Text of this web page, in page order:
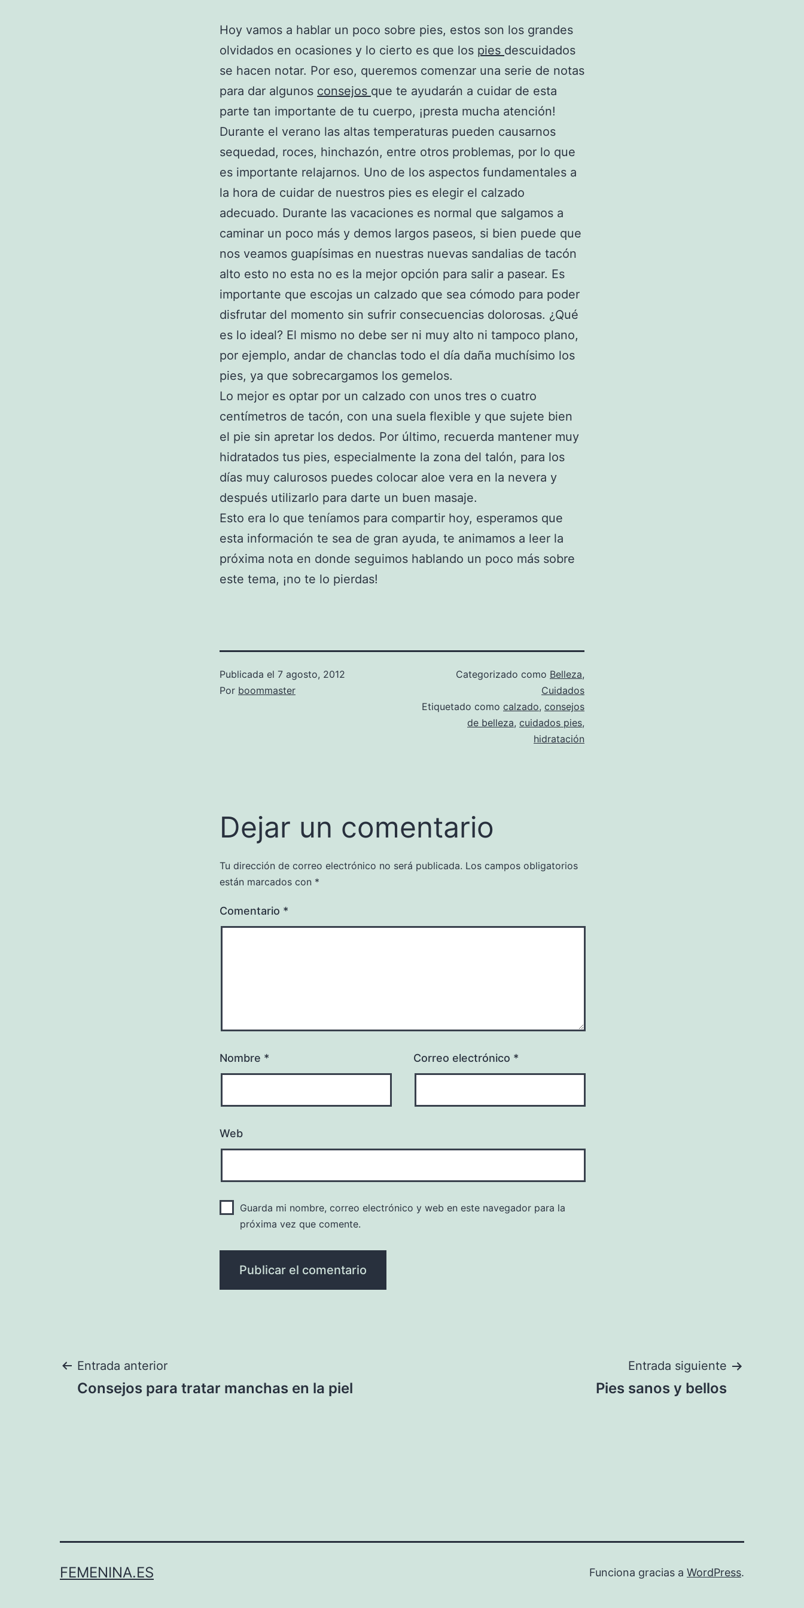
Hoy vamos a hablar un poco sobre pies, estos son los grandes
olvidados en ocasiones y lo cierto es que los pies descuidados
se hacen notar. Por eso, queremos comenzar una serie de notas
para dar algunos consejos que te ayudarán a cuidar de esta
parte tan importante de tu cuerpo, ¡presta mucha atención!
Durante el verano las altas temperaturas pueden causarnos
sequedad, roces, hinchazón, entre otros problemas, por lo que
es importante relajarnos. Uno de los aspectos fundamentales a
la hora de cuidar de nuestros pies es elegir el calzado
adecuado. Durante las vacaciones es normal que salgamos a
caminar un poco más y demos largos paseos, si bien puede que
nos veamos guapísimas en nuestras nuevas sandalias de tacón
alto esto no esta no es la mejor opción para salir a pasear. Es
importante que escojas un calzado que sea cómodo para poder
disfrutar del momento sin sufrir consecuencias dolorosas. ¿Qué
es lo ideal? El mismo no debe ser ni muy alto ni tampoco plano,
por ejemplo, andar de chanclas todo el día daña muchísimo los
pies, ya que sobrecargamos los gemelos.
Lo mejor es optar por un calzado con unos tres o cuatro
centímetros de tacón, con una suela flexible y que sujete bien
el pie sin apretar los dedos. Por último, recuerda mantener muy
hidratados tus pies, especialmente la zona del talón, para los
días muy calurosos puedes colocar aloe vera en la nevera y
después utilizarlo para darte un buen masaje.
Esto era lo que teníamos para compartir hoy, esperamos que
esta información te sea de gran ayuda, te animamos a leer la
próxima nota en donde seguimos hablando un poco más sobre
este tema, ¡no te lo pierdas!
Publicada el 7 agosto, 2012
Por boommaster
Categorizado como Belleza,
Cuidados
Etiquetado como calzado, consejos
de belleza, cuidados pies,
hidratación
Dejar un comentario
Tu dirección de correo electrónico no será publicada. Los campos obligatorios
están marcados con *
Comentario *
Nombre * Correo electrónico *
Web
Guarda mi nombre, correo electrónico y web en este navegador para la
próxima vez que comente.
Navegación
Entrada anterior
Consejos para tratar manchas en la piel
Entrada siguiente
Pies sanos y bellos
FEMENINA.ES Funciona gracias a WordPress.